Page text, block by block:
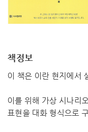
책정보
이 책은 이란 현지에서
이를 위해 가상 시나리
표현을 대화 형식으로